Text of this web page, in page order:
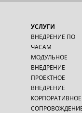
УСЛУГИ
ВНЕДРЕНИЕ ПО
ЧАСАМ
МОДУЛЬНОЕ
ВНЕДРЕНИЕ
ПРОЕКТНОЕ
ВНЕДРЕНИЕ
КОРПОРАТИВНОЕ